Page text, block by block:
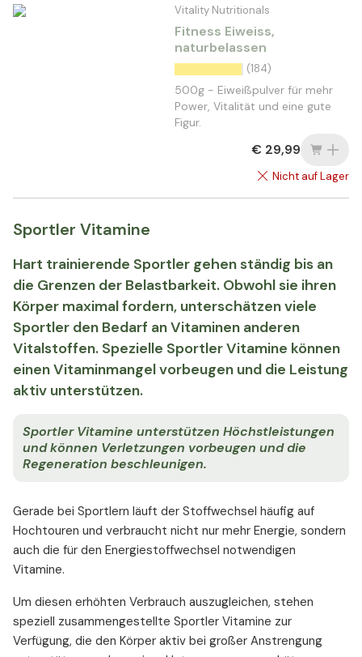
Vitality Nutritionals
Fitness Eiweiss,
naturbelassen
(184)
500g - Eiweißpulver für mehr
Power, Vitalität und eine gute
Figur.
€ 29,99
Nicht auf Lager
Sportler Vitamine
Hart trainierende Sportler gehen ständig bis an
die Grenzen der Belastbarkeit. Obwohl sie ihren
Körper maximal fordern, unterschätzen viele
Sportler den Bedarf an Vitaminen anderen
Vitalstoffen. Spezielle Sportler Vitamine können
einen Vitaminmangel vorbeugen und die Leistung
aktiv unterstützen.
Sportler Vitamine unterstützen Höchstleistungen
und können Verletzungen vorbeugen und die
Regeneration beschleunigen.
Gerade bei Sportlern läuft der Stoffwechsel häufig auf
Hochtouren und verbraucht nicht nur mehr Energie, sondern
auch die für den Energiestoffwechsel notwendigen
Vitamine.
Um diesen erhöhten Verbrauch auszugleichen, stehen
speziell zusammengestellte Sportler Vitamine zur
Verfügung, die den Körper aktiv bei großer Anstrengung